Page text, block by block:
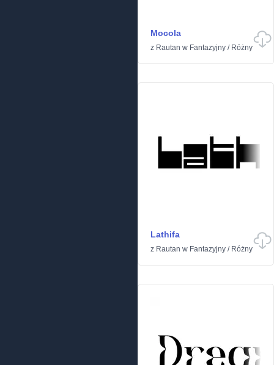
Mocola
z Rautan w Fantazyjny / Różny
Lathifa
z Rautan w Fantazyjny / Różny